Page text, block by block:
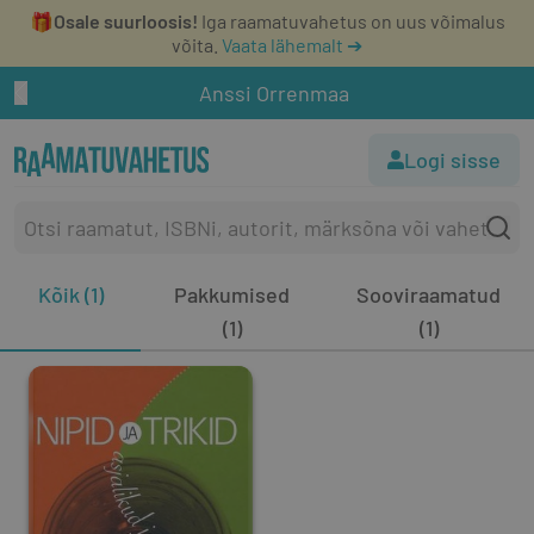
🎁Osale suurloosis! Iga raamatuvahetus on uus võimalus
võita. Vaata lähemalt ➔
Anssi Orrenmaa
Logi sisse
Kõik (1)
Pakkumised
(1)
Sooviraamatud
(1)